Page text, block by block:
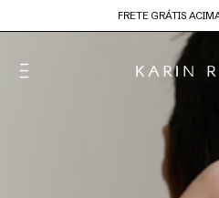
FRETE GRÁTIS